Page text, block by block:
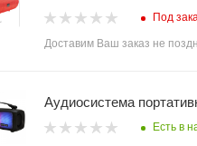
Под
Доставим Ваш заказ не
Аудиосистема
Есть в